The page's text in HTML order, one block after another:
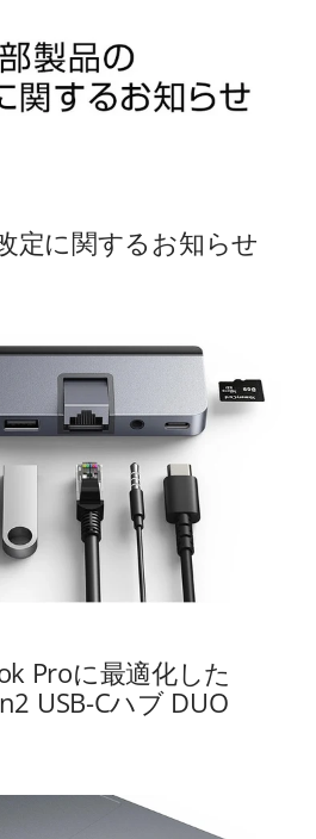
定に関するお知らせ
Proに最適化した
USB-Cハブ DUO